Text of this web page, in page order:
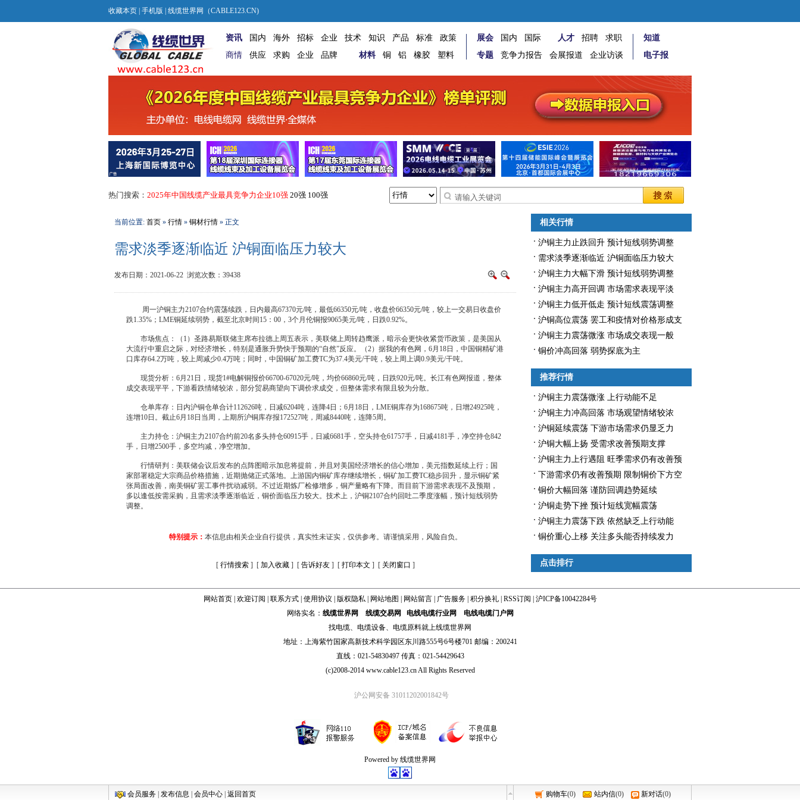
收藏本页 手机版 | 线缆世界网（CABLE123.CN)
资讯 国内 海外 招标 企业 技术 知识 产品 标准
政策
商情
供应 求购 企业 品牌 材料 铜 铝 橡胶 塑料
展会 国内 国际 人才 招聘
求职
专题
竞争力报告 会展报道 企业访谈
知道
电子报
热门搜索： 2025年中国线缆产业最具竞争力企业10强 20强 100强
当前位置: 首页 » 行情 » 铜材行情 » 正文
需求淡季逐渐临近 沪铜面临压力较大
发布日期：2021-06-22 浏览次数： 39438
周一沪铜主力2107合约震荡续跌，日内最高67370元/吨，最低66350元/吨，收盘价66350元/吨，较上一交易日收盘价
跌1.35%；LME铜延续弱势，截至北京时间15：00，3个月伦铜报9065美元/吨，日跌0.92%。
市场焦点：（1）圣路易斯联储主席布拉德上周五表示，美联储上周转趋鹰派，暗示会更快收紧货币政策，是美国从
大流行中重启之际，对经济增长，特别是通胀升势快于预期的“自然”反应。（2）据我的有色网，6月18日，中国铜精矿港
口库存64.2万吨，较上周减少0.4万吨；同时，中国铜矿加工费TC为37.4美元/干吨，较上周上调0.9美元/干吨。
现货分析：6月21日，现货1#电解铜报价66700-67020元/吨，均价66860元/吨，日跌920元/吨。长江有色网报道，整体
成交表现平平，下游看跌情绪较浓，部分贸易商望向下调价求成交，但整体需求有限且较为分散。
仓单库存：日内沪铜仓单合计112626吨，日减6204吨，连降4日；6月18日，LME铜库存为168675吨，日增24925吨，
连增10日。截止6月18日当周，上期所沪铜库存报172527吨，周减8440吨，连降5周。
主力持仓：沪铜主力2107合约前20名多头持仓60915手，日减6681手，空头持仓61757手，日减4181手，净空持仓842
手，日增2500手，多空均减，净空增加。
行情研判：美联储会议后发布的点阵图暗示加息将提前，并且对美国经济增长的信心增加，美元指数延续上行；国
家部署稳定大宗商品价格措施，近期抛储正式落地。上游国内铜矿库存继续增长，铜矿加工费TC稳步回升，显示铜矿紧
张局面改善，南美铜矿罢工事件扰动减弱。不过近期炼厂检修增多，铜产量略有下降。而目前下游需求表现不及预期，
多以逢低按需采购，且需求淡季逐渐临近，铜价面临压力较大。技术上，沪铜2107合约回吐二季度涨幅，预计短线弱势
调整。
特别提示： 本信息由相关企业自行提供，真实性未证实，仅供参考。请谨慎采用，风险自负。
[ 行情搜索] [ 加入收藏] [ 告诉好友] [ 打印本文 ] [ 关闭窗口 ]
相关行情
沪铜主力止跌回升 预计短线弱势调整
需求淡季逐渐临近 沪铜面临压力较大
沪铜主力大幅下滑 预计短线弱势调整
沪铜主力高开回调 市场需求表现平淡
沪铜主力低开低走 预计短线震荡调整
沪铜高位震荡 罢工和疫情对价格形成支
撑
沪铜主力震荡微涨 市场成交表现一般
铜价冲高回落 弱势探底为主
推荐行情
沪铜主力震荡微涨 上行动能不足
沪铜主力冲高回落 市场观望情绪较浓
沪铜延续震荡 下游市场需求仍显乏力
沪铜大幅上扬 受需求改善预期支撑
沪铜主力上行遇阻 旺季需求仍有改善预
期
下游需求仍有改善预期 限制铜价下方空
间
铜价大幅回落 谨防回调趋势延续
沪铜走势下挫 预计短线宽幅震荡
沪铜主力震荡下跌 依然缺乏上行动能
铜价重心上移 关注多头能否持续发力
点击排行
网站首页| 欢迎订阅 联系方式| 使用协议 版权隐私| 网站地图 网站留言| 广告服务| 积分换礼| RSS订阅
沪ICP备10042284号
网络实名： 线缆世界网 线缆交易网 电线电缆行业网
电线电缆门户网
找电缆、 电缆设备、 电缆原料就上线缆世界网
地址：上海紫竹国家高新技术科学园区东川路555号6号楼701 邮编：200241
直线：021-54830497 传真：021-54429643
(c)2008-2014 www.cable123.cn All Rights Reserved
沪公网安备 31011202001842号
Powered by 线缆世界网
购物车(0) 站内信(0) 新对话(0)
会员服务 发布信息 会员中心 返回首页